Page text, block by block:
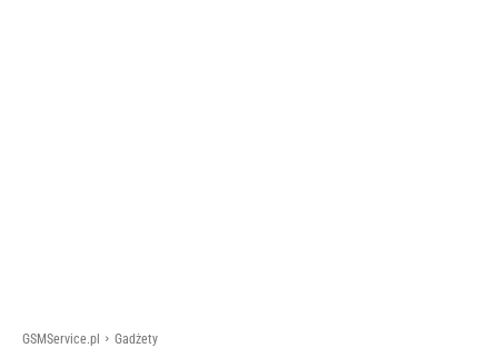
GSMService.pl Gadżety